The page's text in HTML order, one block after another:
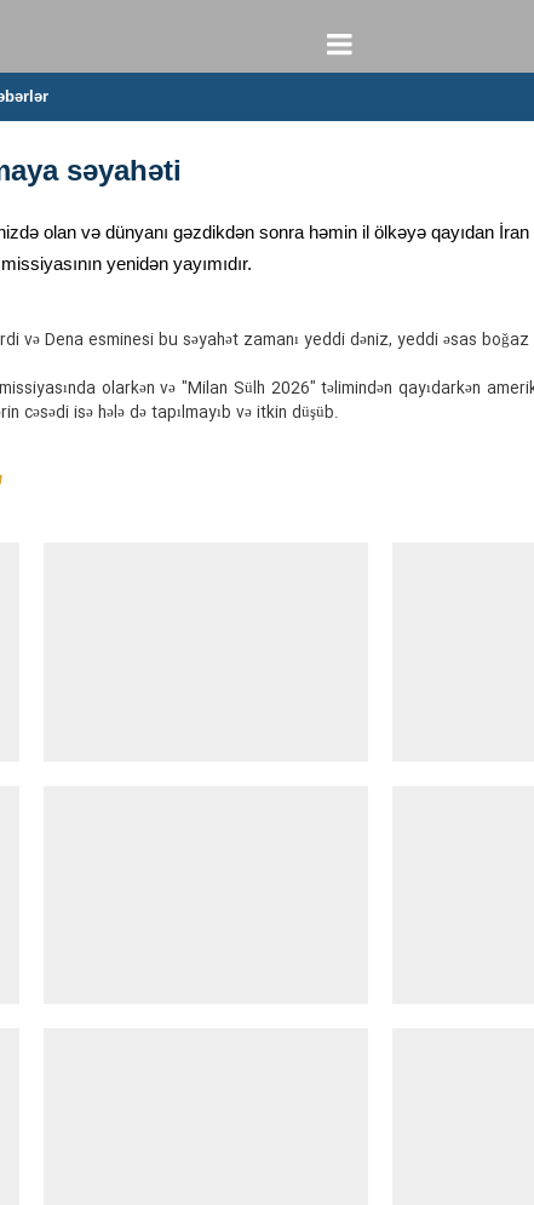
səyahəti
olan və dünyanı gəzdikdən sonra həmin il ölkəyə qayıdan
yenidən yayımıdır.
və Dena esminesi bu səyahət zamanı yeddi dəniz, yeddi əsas
olarkən və "Milan Sülh 2026" təlimindən qayıdarkən
cəsədi isə hələ də tapılmayıb və itkin düşüb.